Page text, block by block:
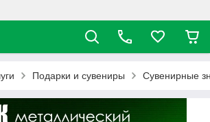
Подарки и сувениры Сувенирные